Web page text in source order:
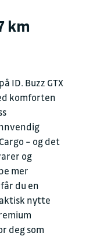
km
ID. Buzz GTX
komforten
– og det
og
mer
du en
nytte
deg som